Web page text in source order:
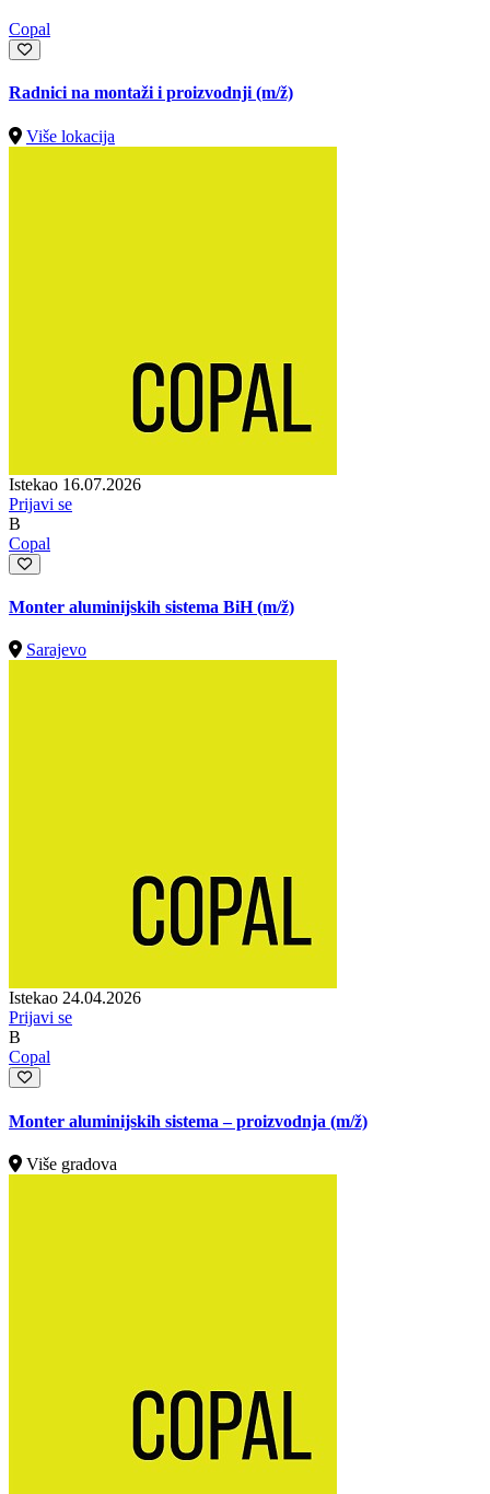
Copal
Radnici na montaži i proizvodnji(m/ž)
Više lokacija
Istekao 16.07.2026
Prijavi se
B
Copal
Monter aluminijskih sistema BiH(m/ž)
Sarajevo
Istekao 24.04.2026
Prijavi se
B
Copal
Monter aluminijskih sistema – proizvodnja (m/ž)
Više gradova